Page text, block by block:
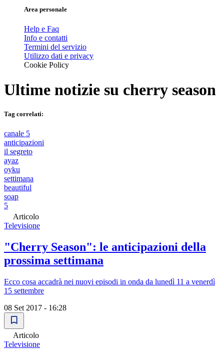
Area personale
Help e Faq
Info e contatti
Termini del servizio
Utilizzo dati e privacy
Cookie Policy
Ultime notizie su cherry season
Tag correlati:
canale 5
anticipazioni
il segreto
ayaz
oyku
settimana
beautiful
soap
5
Articolo
Televisione
"Cherry Season": le anticipazioni della
prossima settimana
Ecco cosa accadrà nei nuovi episodi in onda da lunedì 11 a venerdì
15 settembre
08 Set 2017 - 16:28
Articolo
Televisione